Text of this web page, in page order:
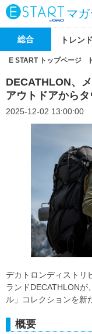
マ
総合 トレンド
E START トップページ
DECATHLON、
アウトドアから
2025-12-02 13:00:00
デカトロンディストリ
ランドDECATHLONが
ル」コレクションを新
概要